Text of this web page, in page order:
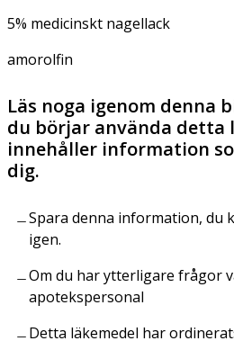
5% medicinskt nagellack
amorolfin
Läs noga igenom denna
du börjar använda detta
innehåller information
dig.
Spara denna information, du
igen.
Om du har ytterligare frågor
apotekspersonal
Detta läkemedel har